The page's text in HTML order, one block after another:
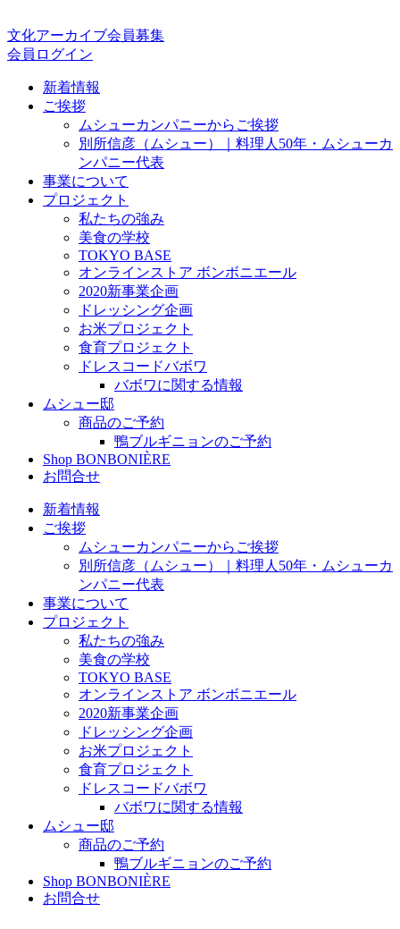
文化アーカイブ会員募集
会員ログイン
新着情報
ご挨拶
ムシューカンパニーからご挨拶
別所信彦（ムシュー）｜料理人50年・ムシューカ
ンパニー代表
事業について
プロジェクト
私たちの強み
美食の学校
TOKYO BASE
オンラインストア ボンボニエール
2020新事業企画
ドレッシング企画
お米プロジェクト
食育プロジェクト
ドレスコードバボワ
バボワに関する情報
ムシュー邸
商品のご予約
鴨ブルギニョンのご予約
Shop BONBONIÈRE
お問合せ
新着情報
ご挨拶
ムシューカンパニーからご挨拶
別所信彦（ムシュー）｜料理人50年・ムシューカ
ンパニー代表
事業について
プロジェクト
私たちの強み
美食の学校
TOKYO BASE
オンラインストア ボンボニエール
2020新事業企画
ドレッシング企画
お米プロジェクト
食育プロジェクト
ドレスコードバボワ
バボワに関する情報
ムシュー邸
商品のご予約
鴨ブルギニョンのご予約
Shop BONBONIÈRE
お問合せ